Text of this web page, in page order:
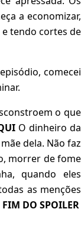
a economizar,
tendo cortes de
comecei
o que
O dinheiro da
dela. Não faz
morrer de fome
quando eles
as menções
FIM DO SPOILER